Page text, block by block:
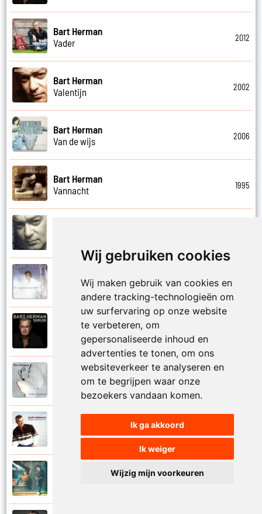
Wij gebruiken cookies
Wij maken gebruik van cookies en
andere tracking-technologieën om
uw surfervaring op onze website
te verbeteren, om
gepersonaliseerde inhoud en
advertenties te tonen, om ons
websiteverkeer te analyseren en
om te begrijpen waar onze
bezoekers vandaan komen.
Ik ga akkoord
Ik weiger
Wijzig mijn voorkeuren
Bart Herman
Vader
2012
Bart Herman
Valentijn
2002
Bart Herman
Van de wijs
2006
Bart Herman
Vannacht
1995
Bart Herman
Vertrouwelijk
Bart Herman
Victoria
Bart Herman
Vlinder in de sneeuw
Vlinders passie stille tranen